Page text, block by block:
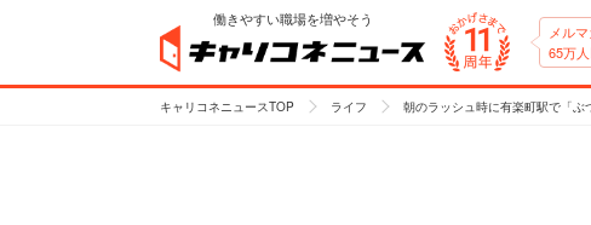
働きやすい職場を増やそう
メル
65万人
キャリコネニュースTOP ライフ 朝のラッシュ時に有楽町駅で「